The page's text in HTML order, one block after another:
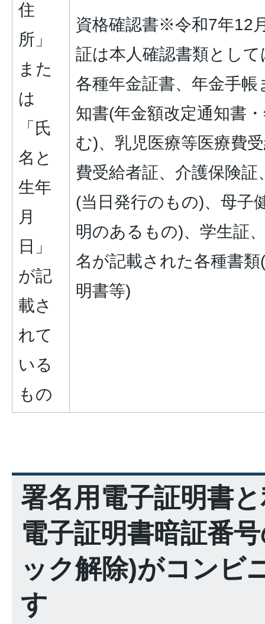
住
所」
また
は
「氏
名と
生年
月
日」
が記
載さ
れて
いる
もの
資格確認書※令和7年12
証は本人確認書類とし
各種年金証書、年金手
知書(年金額改定通知書
む)、乳児医療等医療費
費受給者証、介護保険
(当日発行のもの)、母子
明のあるもの)、学生証
名が記載された各種書
明書等)
署名用電子証明書
電子証明書暗証番
ック解除)がコンビ
す